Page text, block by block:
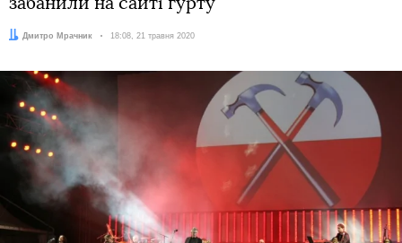
забанили на сайті гурту
Автор:
Дмитро Мрачник Дата:
18:08, 21 травня 2020